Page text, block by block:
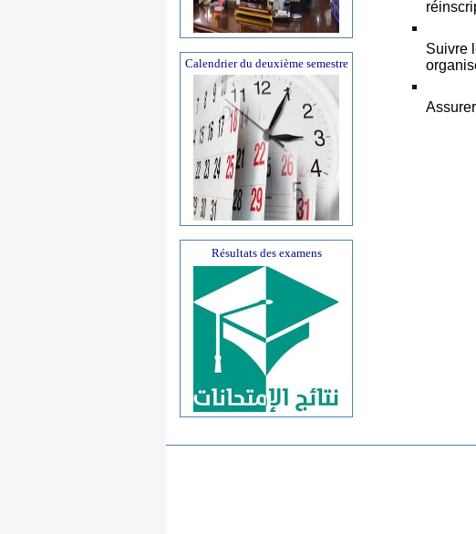
Calendrier du deuxième semestre
Résultats des examens
Suivre